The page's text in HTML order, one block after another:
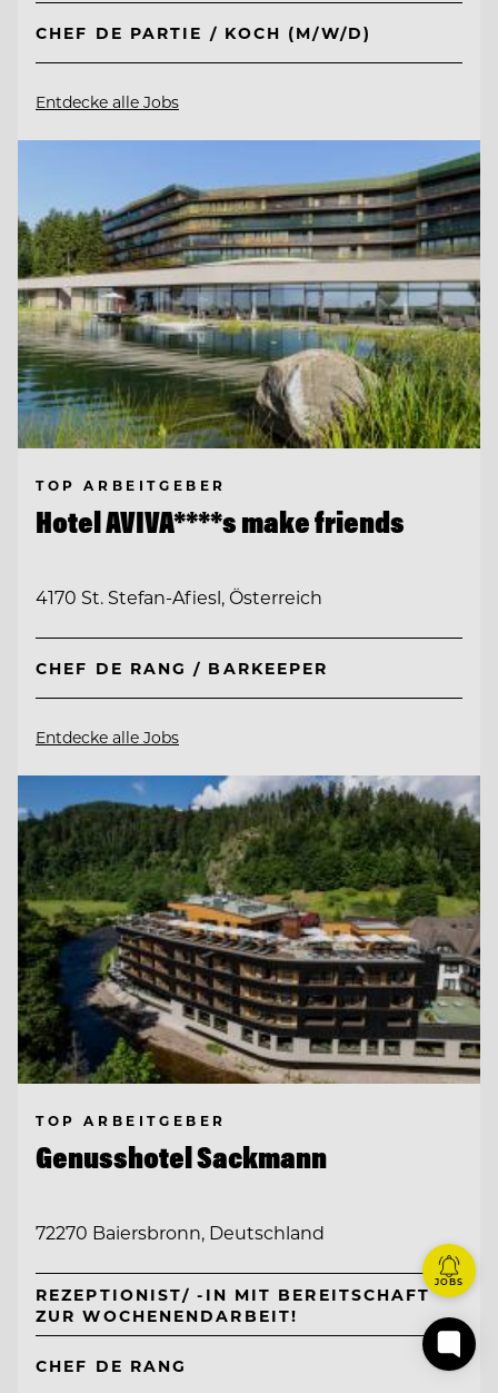
CHEF DE PARTIE / KOCH (M/W/D)
Entdecke alle Jobs
TOP ARBEITGEBER
Hotel AVIVA****s make friends
4170 St. Stefan-Afiesl, Österreich
CHEF DE RANG / BARKEEPER
Entdecke alle Jobs
TOP ARBEITGEBER
Genusshotel Sackmann
72270 Baiersbronn, Deutschland
REZEPTIONIST/ -IN MIT BEREITSCHAFT
ZUR WOCHENENDARBEIT!
CHEF DE RANG
JOBS